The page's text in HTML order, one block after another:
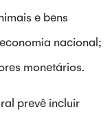
e bens
nacional;
monetários.
prevê incluir